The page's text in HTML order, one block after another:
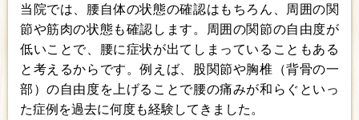
当院では、腰自体の状態の確認はもちろん、周囲の関
節や筋肉の状態も確認します。周囲の関節の自由度が
低いことで、腰に症状が出てしまっていることもある
と考えるからです。例えば、股関節や胸椎（背骨の一
部）の自由度を上げることで腰の痛みが和らぐといっ
た症例を過去に何度も経験してきました。